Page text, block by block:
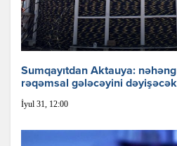
Sumqayıtdan Aktauya:
rəqəmsal gələcəyini dəyişəcək
İyul 31, 12:00